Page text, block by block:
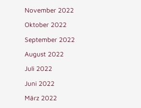
November 2022
Oktober 2022
September 2022
August 2022
Juli 2022
Juni 2022
März 2022